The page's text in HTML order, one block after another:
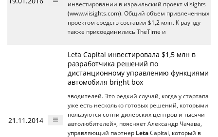
инвестировании в израильский проект viisights
(www.viisights.com). Общий объем привлеченных
проектом средств составил $1,2 млн. К раунду
также присоединились TheTime и
21.11.2014
Leta Capital инвестировала $1,5 млн в
разработчика решений по
дистанционному управлению функциями
автомобиля bright box
зводителей. Это редкий случай, когда у стартапа
уже есть несколько готовых решений, которыми
пользуются сотни дилерских центров и тысячи
автолюбителей», поясняет Александр Чачава,
управляющий партнер Leta Capital, который в